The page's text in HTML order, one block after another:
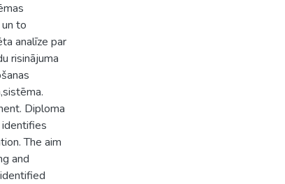
to
analīze par
risinājuma
Diploma
The aim
and